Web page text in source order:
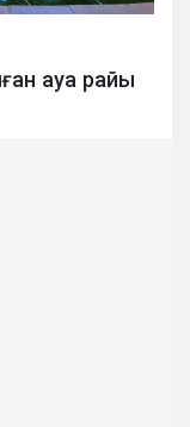
ауа райы